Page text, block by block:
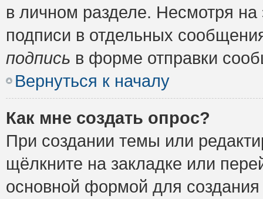
в личном разделе. Несмотря
подписи в отдельных
подпись в форме отправки
Вернуться к началу
Как мне создать опрос?
При создании темы или
щёлкните на закладке или
основной формой для